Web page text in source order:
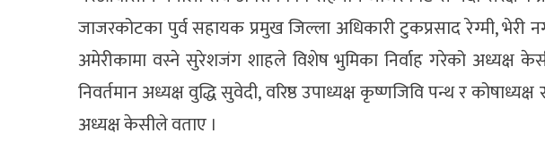
जाजरकोटका पुर्व सहायक प्रमुख जिल्ला अधिकारी टुकप्रसाद रेग्मी, भेरी
अमेरीकामा वस्ने सुरेशजंग शाहले विशेष भुमिका निर्वाह गरेको अध्यक्ष
निवर्तमान अध्यक्ष वुद्धि सुवेदी, वरिष्ठ उपाध्यक्ष कृष्णजिवि पन्थ र
अध्यक्ष केसीले वताए ।